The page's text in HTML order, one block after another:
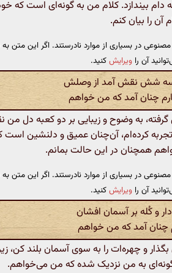
دام بیندازد. کلام من به گونه‌ای است که
آن را بیان کنم.
در بسیاری از موارد نادرستند. اگر این متن به
آن را ویرایشکنید.
سه شش نقش آمد از وصلش
چنان آمد که من خواهم
به وضوح و زیبایی بر دو کعبه دل
کرده‌ام، آن‌چنان عمیق و دلنشین
همچنان در این حالت بمانم.
در بسیاری از موارد نادرستند. اگر این متن به
آن را ویرایشکنید.
و کُله بر آسمان افشان
چنان آمد که من خواهم
و چهره‌ات را به سوی آسمان بلند کن،
به من نزدیک شده که من می‌خواهم.